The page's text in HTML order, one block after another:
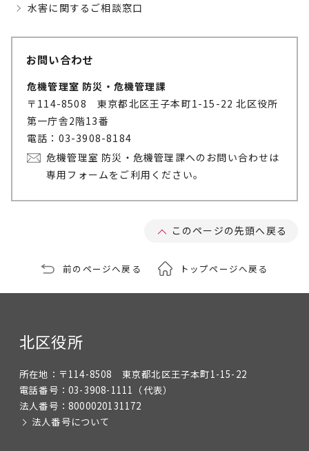
水害に関するご相談窓口
お問い合わせ
危機管理室 防災・危機管理課
〒114-8508 東京都北区王子本町1-15-22 北区役所
第一庁舎2階13番
電話：03-3908-8184
危機管理室 防災・危機管理課へのお問い合わせは
専用フォームをご利用ください。
このページの先頭へ戻る
前のページへ戻る トップページへ戻る
北区役所
所在地： 〒114-8508 東京都北区王子本町1-15-22
電話番号： 03-3908-1111 （代表）
法人番号： 8000020131172
法人番号について